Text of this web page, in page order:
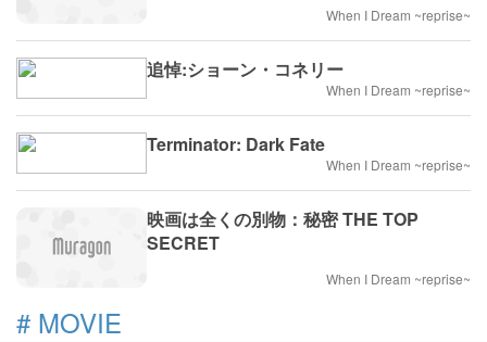
When I Dream ~reprise~
追悼:ショーン・コネリー
When I Dream ~reprise~
Terminator: Dark Fate
When I Dream ~reprise~
映画は全くの別物：秘密 THE TOP
SECRET
When I Dream ~reprise~
# MOVIE